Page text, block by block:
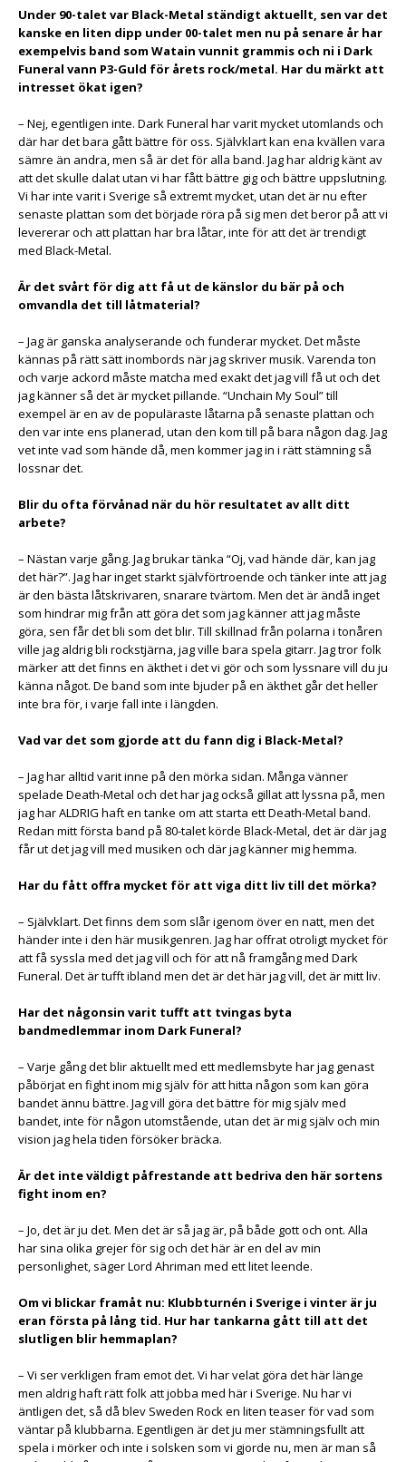
Under 90-talet var Black-Metal ständigt aktuellt, sen var det
kanske en liten dipp under 00-talet men nu på senare år har
exempelvis band som Watain vunnit grammis och ni i Dark
Funeral vann P3-Guld för årets rock/metal. Har du märkt att
intresset ökat igen?
– Nej, egentligen inte. Dark Funeral har varit mycket utomlands och
där har det bara gått bättre för oss. Självklart kan ena kvällen vara
sämre än andra, men så är det för alla band. Jag har aldrig känt av
att det skulle dalat utan vi har fått bättre gig och bättre uppslutning.
Vi har inte varit i Sverige så extremt mycket, utan det är nu efter
senaste plattan som det började röra på sig men det beror på att vi
levererar och att plattan har bra låtar, inte för att det är trendigt
med Black-Metal.
Är det svårt för dig att få ut de känslor du bär på och
omvandla det till låtmaterial?
– Jag är ganska analyserande och funderar mycket. Det måste
kännas på rätt sätt inombords när jag skriver musik. Varenda ton
och varje ackord måste matcha med exakt det jag vill få ut och det
jag känner så det är mycket pillande. “Unchain My Soul” till
exempel är en av de populäraste låtarna på senaste plattan och
den var inte ens planerad, utan den kom till på bara någon dag. Jag
vet inte vad som hände då, men kommer jag in i rätt stämning så
lossnar det.
Blir du ofta förvånad när du hör resultatet av allt ditt
arbete?
– Nästan varje gång. Jag brukar tänka “Oj, vad hände där, kan jag
det här?”. Jag har inget starkt självförtroende och tänker inte att jag
är den bästa låtskrivaren, snarare tvärtom. Men det är ändå inget
som hindrar mig från att göra det som jag känner att jag måste
göra, sen får det bli som det blir. Till skillnad från polarna i tonåren
ville jag aldrig bli rockstjärna, jag ville bara spela gitarr. Jag tror folk
märker att det finns en äkthet i det vi gör och som lyssnare vill du ju
känna något. De band som inte bjuder på en äkthet går det heller
inte bra för, i varje fall inte i längden.
Vad var det som gjorde att du fann dig i Black-Metal?
– Jag har alltid varit inne på den mörka sidan. Många vänner
spelade Death-Metal och det har jag också gillat att lyssna på, men
jag har ALDRIG haft en tanke om att starta ett Death-Metal band.
Redan mitt första band på 80-talet körde Black-Metal, det är där jag
får ut det jag vill med musiken och där jag känner mig hemma.
Har du fått offra mycket för att viga ditt liv till det mörka?
– Självklart. Det finns dem som slår igenom över en natt, men det
händer inte i den här musikgenren. Jag har offrat otroligt mycket för
att få syssla med det jag vill och för att nå framgång med Dark
Funeral. Det är tufft ibland men det är det här jag vill, det är mitt liv.
Har det någonsin varit tufft att tvingas byta
bandmedlemmar inom Dark Funeral?
– Varje gång det blir aktuellt med ett medlemsbyte har jag genast
påbörjat en fight inom mig själv för att hitta någon som kan göra
bandet ännu bättre. Jag vill göra det bättre för mig själv med
bandet, inte för någon utomstående, utan det är mig själv och min
vision jag hela tiden försöker bräcka.
Är det inte väldigt påfrestande att bedriva den här sortens
fight inom en?
– Jo, det är ju det. Men det är så jag är, på både gott och ont. Alla
har sina olika grejer för sig och det här är en del av min
personlighet, säger Lord Ahriman med ett litet leende.
Om vi blickar framåt nu: Klubbturnén i Sverige i vinter är ju
eran första på lång tid. Hur har tankarna gått till att det
slutligen blir hemmaplan?
– Vi ser verkligen fram emot det. Vi har velat göra det här länge
men aldrig haft rätt folk att jobba med här i Sverige. Nu har vi
äntligen det, så då blev Sweden Rock en liten teaser för vad som
väntar på klubbarna. Egentligen är det ju mer stämningsfullt att
spela i mörker och inte i solsken som vi gjorde nu, men är man så